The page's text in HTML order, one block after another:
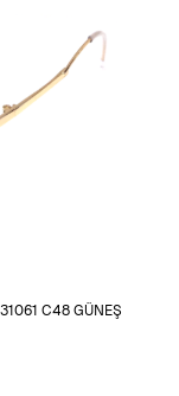
C48 GÜNEŞ